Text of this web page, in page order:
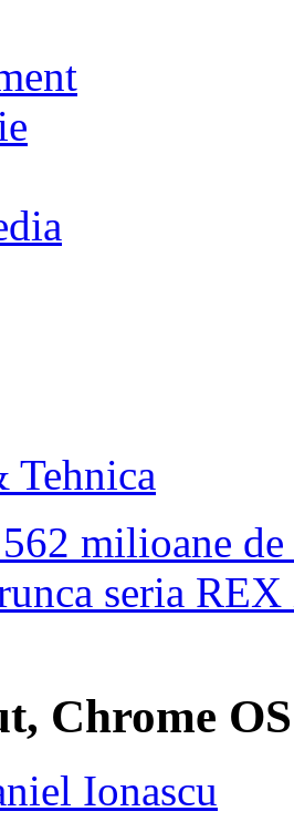
Tehnica
milioane
seria
Chrome
Ionascu